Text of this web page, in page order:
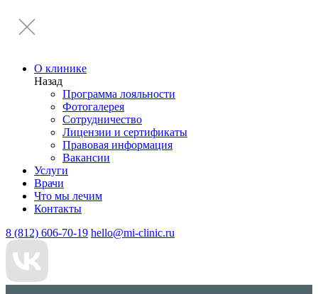
О клинике
Назад
Программа лояльности
Фотогалерея
Сотрудничество
Лицензии и сертификаты
Правовая информация
Вакансии
Услуги
Врачи
Что мы лечим
Контакты
8 (812) 606-70-19 hello@mi-clinic.ru